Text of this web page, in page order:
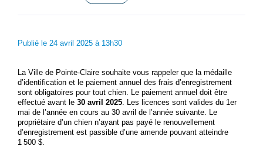
Publié le 24 avril 2025 à 13h30
La Ville de Pointe-Claire souhaite vous rappeler que la médaille
d’identification et le paiement annuel des frais d’enregistrement
sont obligatoires pour tout chien. Le paiement annuel doit être
effectué avant le 30 avril 2025 . Les licences sont valides du 1er
mai de l’année en cours au 30 avril de l’année suivante. Le
propriétaire d’un chien n’ayant pas payé le renouvellement
d’enregistrement est passible d’une amende pouvant atteindre
1 500 $.